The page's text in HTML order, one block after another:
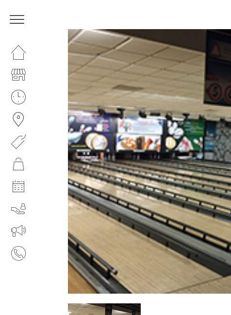
HOMEPAGE
IL CENTRO
I NOSTRI ORARI
COME RAGGIUNGERCI
PROMOZIONI
NEGOZI
APRI IL TUO BUSINESS
CONTATTI